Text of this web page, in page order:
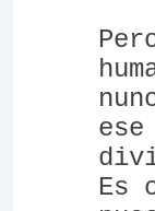
ese
Es